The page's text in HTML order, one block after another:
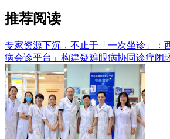
推荐阅读
专家资源下沉，不止于「一次坐诊」：
病会诊平台」构建疑难眼病协同诊疗闭